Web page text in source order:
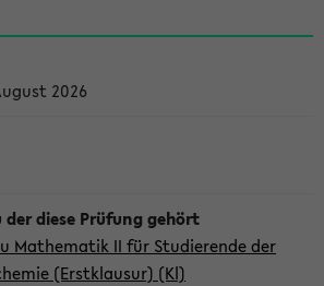
2026
Mathematik II für Studierende der
(Erstklausur) (Kl)